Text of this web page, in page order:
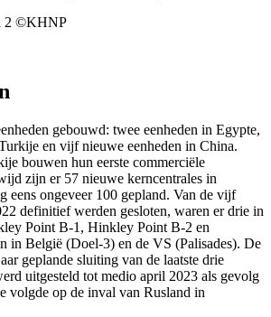
2 ©KHNP
gebouwd: twee eenheden in Egypte,
en vijf nieuwe eenheden in China.
bouwen hun eerste commerciële
zijn er 57 nieuwe kerncentrales in
eens ongeveer 100 gepland. Van de vijf
definitief werden gesloten, waren er drie in
Point B-1, Hinkley Point B-2 en
in België (Doel-3) en de VS (Palisades). De
geplande sluiting van de laatste drie
uitgesteld tot medio april 2023 als gevolg
volgde op de inval van Rusland in